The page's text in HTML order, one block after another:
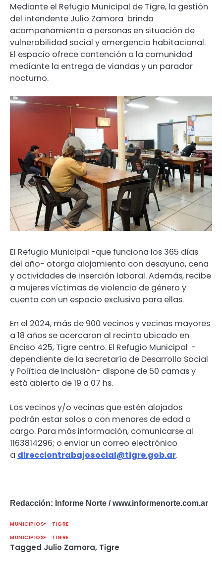
Mediante el Refugio Municipal de Tigre, la gestión
del intendente Julio Zamora brinda
acompañamiento a personas en situación de
vulnerabilidad social y emergencia habitacional.
El espacio ofrece contención a la comunidad
mediante la entrega de viandas y un parador
nocturno.
El Refugio Municipal -que funciona los 365 días
del año- otorga alojamiento con desayuno, cena
y actividades de inserción laboral. Además, recibe
a mujeres víctimas de violencia de género y
cuenta con un espacio exclusivo para ellas.
En el 2024, más de 900 vecinos y vecinas mayores
a 18 años se acercaron al recinto ubicado en
Enciso 425, Tigre centro. El Refugio Municipal -
dependiente de la secretaría de Desarrollo Social
y Política de Inclusión- dispone de 50 camas y
está abierto de 19 a 07 hs.
Los vecinos y/o vecinas que estén alojados
podrán estar solos o con menores de edad a
cargo. Para más información, comunicarse al
1163814296; o enviar un correo electrónico
a direcciontrabajosocial@tigre.gob.ar.
Redacción: Informe Norte / www.informenorte.com.ar
MUNICIPIOS
TIGRE
MUNICIPIOS
TIGRE
Tagged Julio Zamora, Tigre